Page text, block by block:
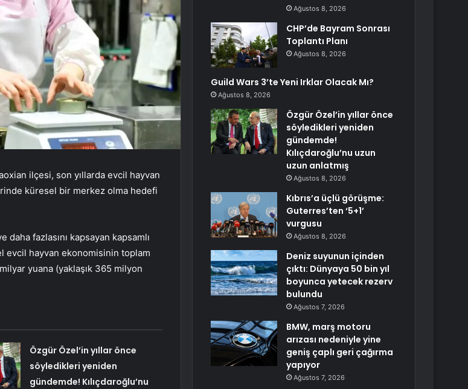
ilçesi, son yıllarda evcil hayvan
küresel bir merkez olma hedefi
fazlasını kapsayan kapsamlı
evcil hayvan ekonomisinin toplam
yuana (yaklaşık 365 milyon
Özgür Özel’in yıllar önce
söyledikleri yeniden
gündemde! Kılıçdaroğlu’nu
Ağustos 8, 2026
CHP’de Bayram Sonrası
Toplantı Planı
Ağustos 8, 2026
Guild Wars 3’te Yeni Irklar Olacak Mı?
Ağustos 8, 2026
Özgür Özel’in yıllar önce
söyledikleri yeniden
gündemde!
Kılıçdaroğlu’nu uzun
uzun anlatmış
Ağustos 8, 2026
Kıbrıs’a üçlü görüşme:
Guterres’ten ‘5+1’
vurgusu
Ağustos 8, 2026
Deniz suyunun içinden
çıktı: Dünyaya 50 bin yıl
boyunca yetecek rezerv
bulundu
Ağustos 7, 2026
BMW, marş motoru
arızası nedeniyle yine
geniş çaplı geri çağırma
yapıyor
Ağustos 7, 2026